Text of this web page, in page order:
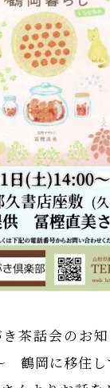
古書買取
OLD BOOK
古美術
ANCIENT ART
その他の
OTHERS
茶話会のお
岡に移住し